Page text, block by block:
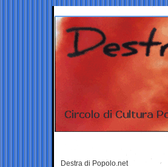
Destra di Popolo.net